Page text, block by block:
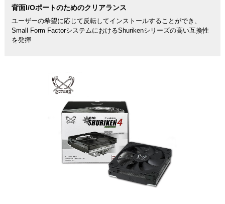
背面I/Oポートのためのクリアランス
ユーザーの希望に応じて反転してインストールすることができ、
Small Form FactorシステムにおけるShurikenシリーズの高い互換性
を発揮